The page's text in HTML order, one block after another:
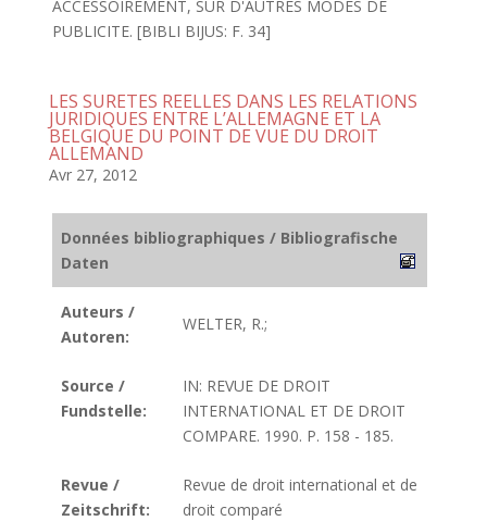
ACCESSOIREMENT, SUR D'AUTRES MODES DE
PUBLICITE. [BIBLI BIJUS: F. 34]
LES SURETES REELLES DANS LES RELATIONS
JURIDIQUES ENTRE L’ALLEMAGNE ET LA
BELGIQUE DU POINT DE VUE DU DROIT
ALLEMAND
Avr 27, 2012
Données bibliographiques / Bibliografische
Daten
Auteurs /
Autoren:
WELTER, R.;
Source /
Fundstelle:
IN: REVUE DE DROIT
INTERNATIONAL ET DE DROIT
COMPARE. 1990. P. 158 - 185.
Revue /
Zeitschrift:
Revue de droit international et de
droit comparé